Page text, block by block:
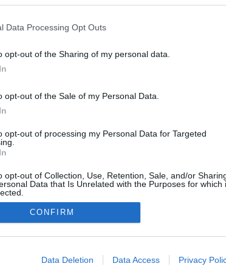
Data Processing Opt Outs
opt-out of the Sharing of my personal data.
opt-out of the Sale of my Personal Data.
opt-out of processing my Personal Data for Targeted
opt-out of Collection, Use, Retention, Sale, and/or
Data that Is Unrelated with the Purposes for which
allow Google to enable storage related to advertising like
CONFIRM
Data Deletion Data Access Privacy